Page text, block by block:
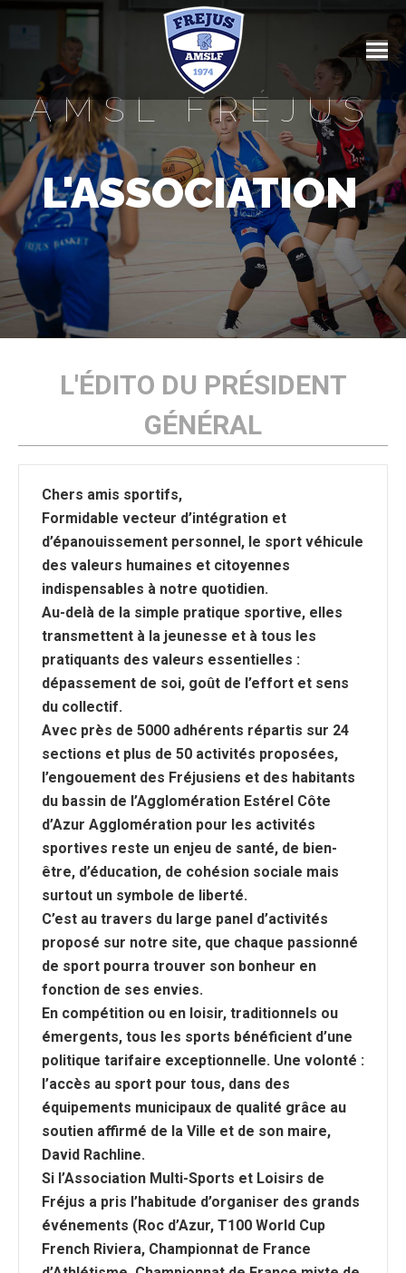
AMSL FRÉJUS
L'ASSOCIATION
L'ÉDITO DU PRÉSIDENT
GÉNÉRAL
Chers amis sportifs,
Formidable vecteur d’intégration et
d’épanouissement personnel, le sport véhicule
des valeurs humaines et citoyennes
indispensables à notre quotidien.
Au-delà de la simple pratique sportive, elles
transmettent à la jeunesse et à tous les
pratiquants des valeurs essentielles :
dépassement de soi, goût de l’effort et sens
du collectif.
Avec près de 5000 adhérents répartis sur 24
sections et plus de 50 activités proposées,
l’engouement des Fréjusiens et des habitants
du bassin de l’Agglomération Estérel Côte
d’Azur Agglomération pour les activités
sportives reste un enjeu de santé, de bien-
être, d’éducation, de cohésion sociale mais
surtout un symbole de liberté.
C’est au travers du large panel d’activités
proposé sur notre site, que chaque passionné
de sport pourra trouver son bonheur en
fonction de ses envies.
En compétition ou en loisir, traditionnels ou
émergents, tous les sports bénéficient d’une
politique tarifaire exceptionnelle. Une volonté :
l’accès au sport pour tous, dans des
équipements municipaux de qualité grâce au
soutien affirmé de la Ville et de son maire,
David Rachline.
Si l’Association Multi-Sports et Loisirs de
Fréjus a pris l’habitude d’organiser des grands
événements (Roc d’Azur, T100 World Cup
French Riviera, Championnat de France